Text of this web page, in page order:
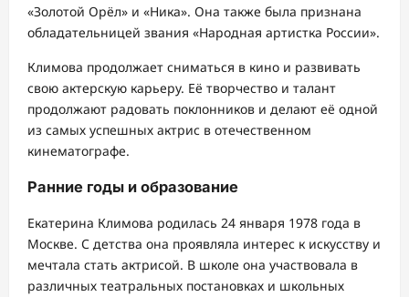
«Золотой Орёл» и «Ника». Она также была признана
обладательницей звания «Народная артистка России».
Климова продолжает сниматься в кино и развивать
свою актерскую карьеру. Её творчество и талант
продолжают радовать поклонников и делают её одной
из самых успешных актрис в отечественном
кинематографе.
Ранние годы и образование
Екатерина Климова родилась 24 января 1978 года в
Москве. С детства она проявляла интерес к искусству и
мечтала стать актрисой. В школе она участвовала в
различных театральных постановках и школьных